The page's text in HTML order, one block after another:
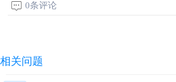
0条评论
相关问题